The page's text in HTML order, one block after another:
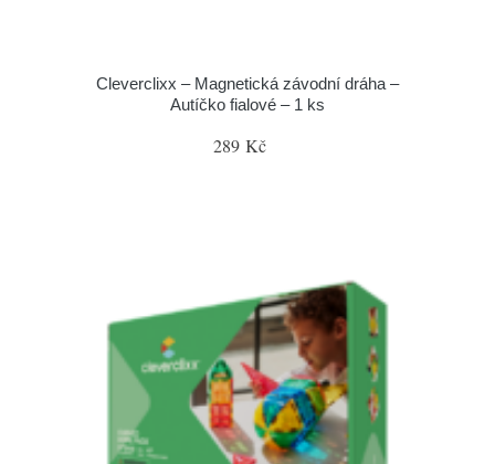
Cleverclixx – Magnetická závodní dráha –
Autíčko fialové – 1 ks
289 Kč